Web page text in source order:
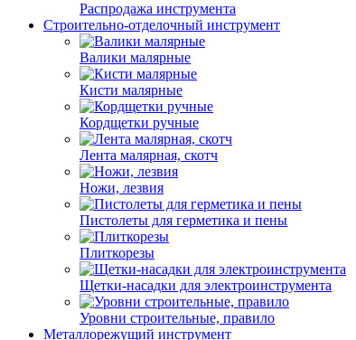
Распродажа инструмента
Строительно-отделочный инструмент
Валики малярные
Кисти малярные
Кордщетки ручные
Лента малярная, скотч
Ножи, лезвия
Пистолеты для герметика и пены
Плиткорезы
Щетки-насадки для электроинструмента
Уровни строительные, правило
Металлорежущий инструмент